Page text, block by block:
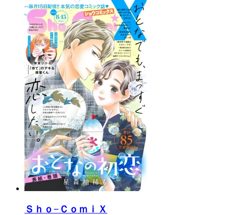
Ｓｈｏ−ＣｏｍｉＸ